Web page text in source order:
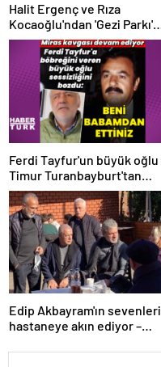
Halit Ergenç ve Rıza
Kocaoğlu'ndan 'Gezi Parkı'
ifadesi – Magazin haberleri
Ferdi Tayfur'un büyük oğlu
Timur Turanbayburt'tan
açıklama Magazin haberleri
Edip Akbayram'ın sevenleri
hastaneye akın ediyor –